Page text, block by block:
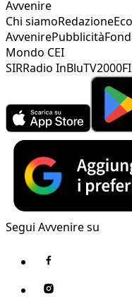
Avvenire
Chi siamoRedazione
AvvenirePubblicità
Mondo CEI
SIRRadio InBluTV2000
Segui Avvenire su